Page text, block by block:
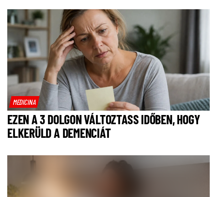
MEDICINA
EZEN A 3 DOLGON VÁLTOZTASS IDŐBEN, HOGY
ELKERÜLD A DEMENCIÁT